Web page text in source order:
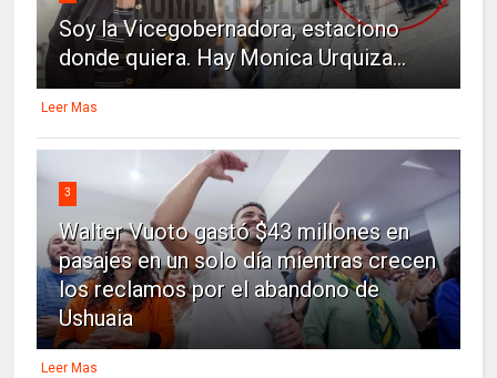
Soy la Vicegobernadora, estaciono
donde quiera. Hay Monica Urquiza...
Leer Mas
3
Walter Vuoto gastó $43 millones en
pasajes en un solo día mientras crecen
los reclamos por el abandono de
Ushuaia
Leer Mas